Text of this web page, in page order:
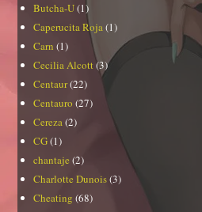
Butcha-U(1)
Caperucita Roja(1)
Carn (1)
Cecilia Alcott (3)
Centaur(22)
Centauro (27)
Cereza(2)
CG(1)
chantaje (2)
Charlotte Dunois(3)
Cheating (68)